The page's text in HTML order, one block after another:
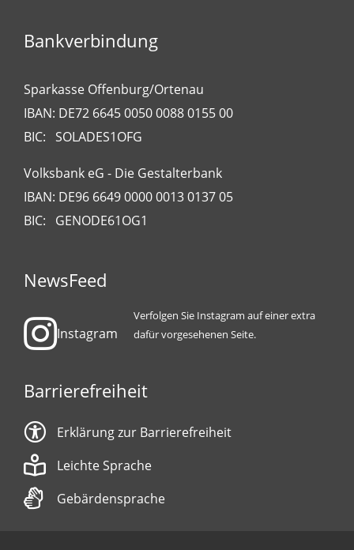
Bankverbindung
Sparkasse Offenburg/Ortenau
IBAN: DE72 6645 0050 0088 0155 00
BIC: SOLADES1OFG
Volksbank eG - Die Gestalterbank
IBAN: DE96 6649 0000 0013 0137 05
BIC: GENODE61OG1
NewsFeed
Instagram
Verfolgen Sie Instagram auf einer extra
dafür vorgesehenen Seite.
Barrierefreiheit
Erklärung zur Barrierefreiheit
Leichte Sprache
Gebärdensprache